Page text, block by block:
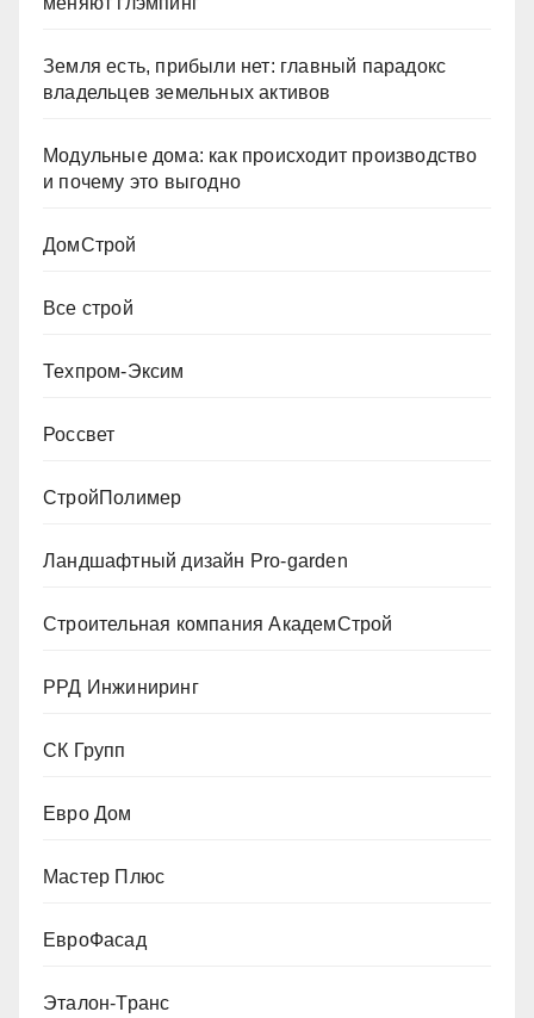
Земля есть, прибыли нет: главный парадокс
владельцев земельных активов
Модульные дома: как происходит производство
и почему это выгодно
ДомСтрой
Все строй
Техпром-Эксим
Россвет
СтройПолимер
Ландшафтный дизайн Pro-garden
Строительная компания АкадемСтрой
РРД Инжиниринг
СК Групп
Евро Дом
Мастер Плюс
ЕвроФасад
Эталон-Транс